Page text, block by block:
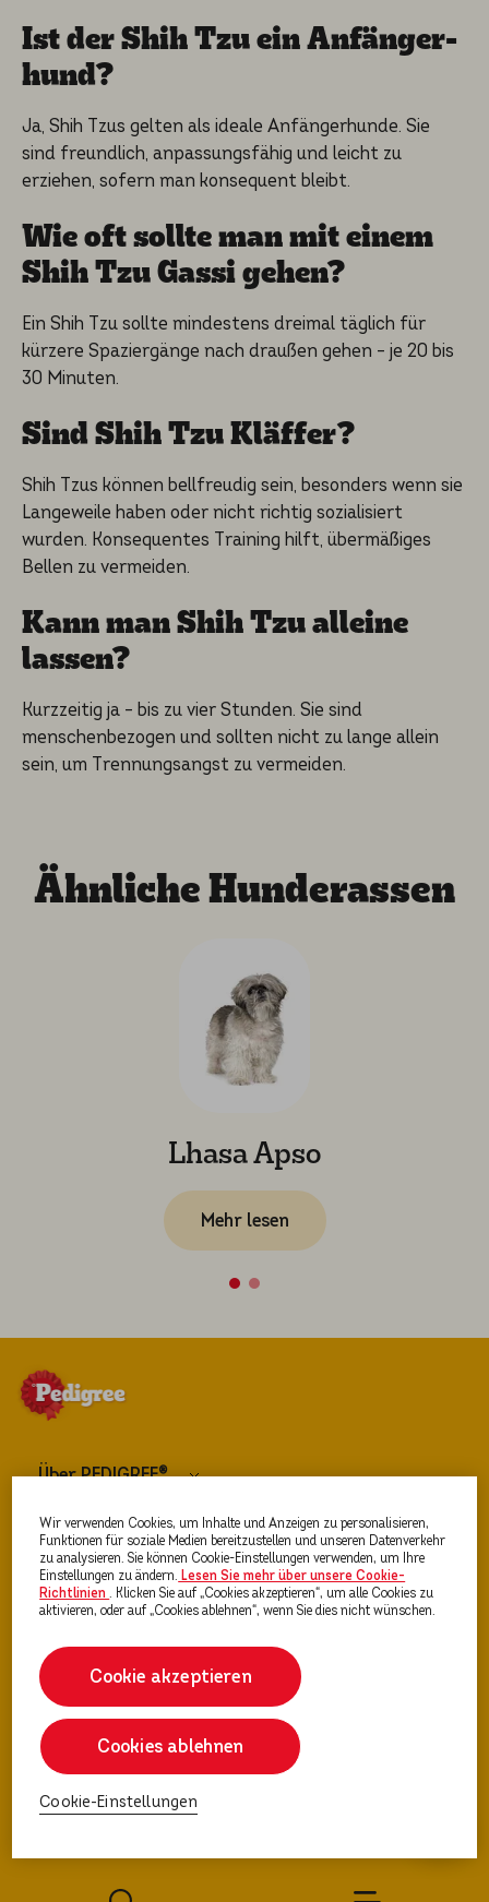
Ist der Shih Tzu ein Anfänger­
hund?
Ja, Shih Tzus gelten als ideale Anfängerhunde. Sie
sind freundlich, anpassungsfähig und leicht zu
erziehen, sofern man konsequent bleibt.
Wie oft sollte man mit einem
Shih Tzu Gassi gehen?
Ein Shih Tzu sollte mindestens dreimal täglich für
kürzere Spaziergänge nach draußen gehen – je 20 bis
30 Minuten.
Sind Shih Tzu Kläffer?
Shih Tzus können bellfreudig sein, besonders wenn sie
Langeweile haben oder nicht richtig sozialisiert
wurden. Konsequentes Training hilft, übermäßiges
Bellen zu vermeiden.
Kann man Shih Tzu alleine
lassen?
Kurzzeitig ja – bis zu vier Stunden. Sie sind
menschenbezogen und sollten nicht zu lange allein
sein, um Trennungsangst zu vermeiden.
Ähnliche Hunderassen
Lhasa Apso
Mehr lesen
Über PEDIGREE®
Hundefutter
Ratgeber Hunde & Welpen
Cookie-Einstellungen
Wir verwenden Cookies, um Inhalte und Anzeigen zu personalisieren,
Funktionen für soziale Medien bereitzustellen und unseren Datenverkehr
zu analysieren. Sie können Cookie-Einstellungen verwenden, um Ihre
Einstellungen zu ändern. Lesen Sie mehr über unsere Cookie-
Richtlinien(opens in a new tab)
. Klicken Sie auf „Cookies akzeptieren“, um alle Cookies zu
aktivieren, oder auf „Cookies ablehnen“, wenn Sie dies nicht wünschen.
Cookie-Einstellungen
Cookies ablehnen
Cookie akzeptieren